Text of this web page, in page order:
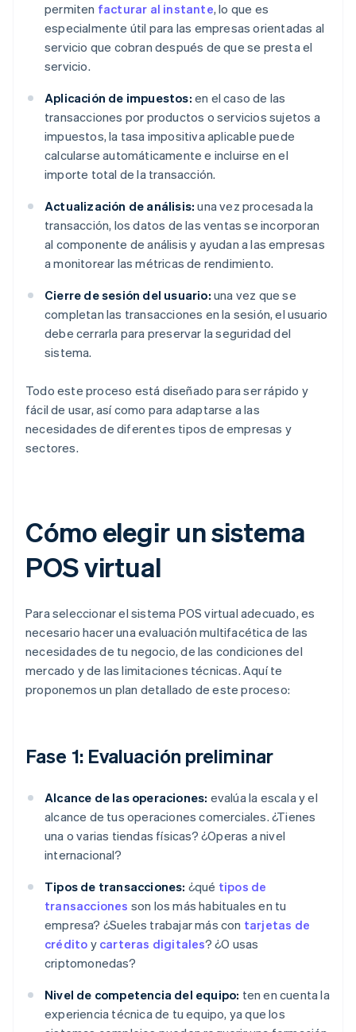
permiten facturar al instante, lo que es
especialmente útil para las empresas orientadas al
servicio que cobran después de que se presta el
servicio.
Aplicación de impuestos: en el caso de las
transacciones por productos o servicios sujetos a
impuestos, la tasa impositiva aplicable puede
calcularse automáticamente e incluirse en el
importe total de la transacción.
Actualización de análisis: una vez procesada la
transacción, los datos de las ventas se incorporan
al componente de análisis y ayudan a las empresas
a monitorear las métricas de rendimiento.
Cierre de sesión del usuario: una vez que se
completan las transacciones en la sesión, el usuario
debe cerrarla para preservar la seguridad del
sistema.
Todo este proceso está diseñado para ser rápido y
fácil de usar, así como para adaptarse a las
necesidades de diferentes tipos de empresas y
sectores.
Cómo elegir un sistema
POS virtual
Para seleccionar el sistema POS virtual adecuado, es
necesario hacer una evaluación multifacética de las
necesidades de tu negocio, de las condiciones del
mercado y de las limitaciones técnicas. Aquí te
proponemos un plan detallado de este proceso:
Fase 1: Evaluación preliminar
Alcance de las operaciones: evalúa la escala y el
alcance de tus operaciones comerciales. ¿Tienes
una o varias tiendas físicas? ¿Operas a nivel
internacional?
Tipos de transacciones: ¿qué tipos de
transacciones son los más habituales en tu
empresa? ¿Sueles trabajar más con tarjetas de
crédito y carteras digitales? ¿O usas
criptomonedas?
Nivel de competencia del equipo: ten en cuenta la
experiencia técnica de tu equipo, ya que los